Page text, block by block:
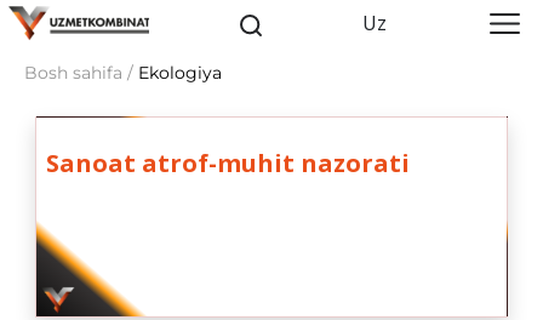
Uz
Bosh sahifa / Ekologiya
Sanoat atrof-muhit nazorati